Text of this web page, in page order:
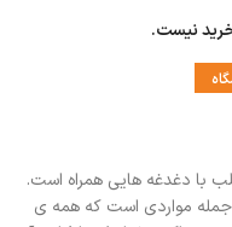
نیست.
با دغدغه هایی همراه است.
جمله مواردی است که همه ی